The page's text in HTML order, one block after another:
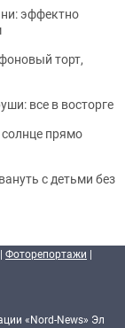
эффектно
торт,
все в восторге
прямо
с детьми без
| Фоторепортажи |
«Nord-News» Эл